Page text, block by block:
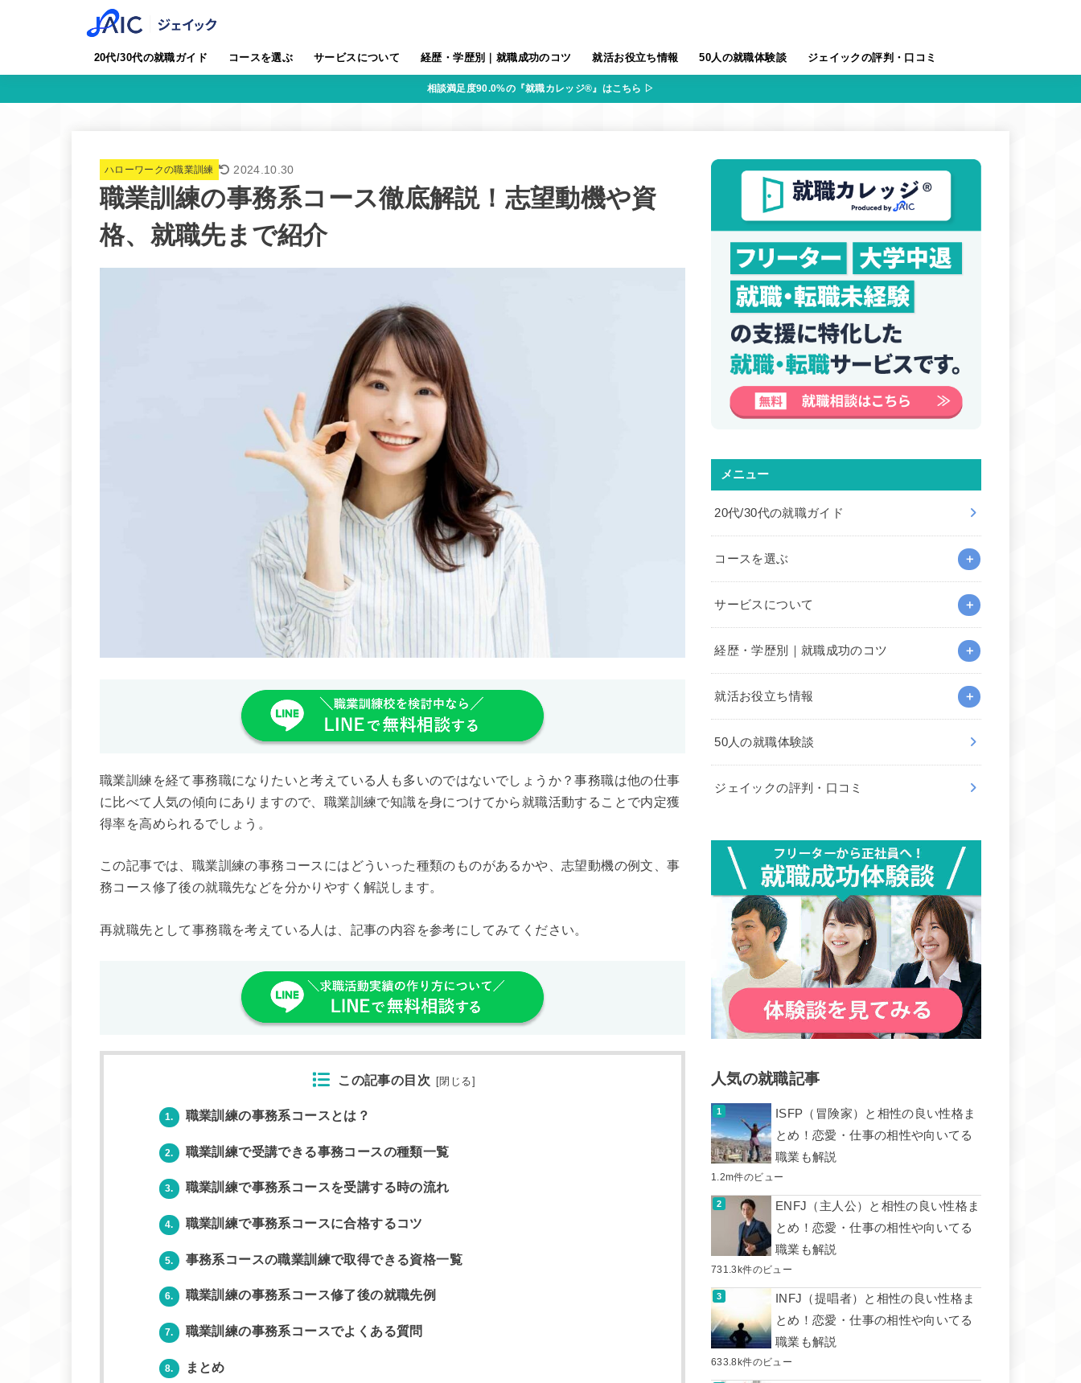
20代/30代の就職ガイド コースを選ぶ サービスについて 経歴・学歴別｜就職成功のコツ 就活お役立ち情報 50人の就職体験談 ジェイックの評判・口コミ
相談満足度90.0%の『就職カレッジ®』はこちら ▷
ハローワークの職業訓練 2024.10.30
職業訓練の事務系コース徹底解説！志望動機や資
格、就職先まで紹介
職業訓練を経て事務職になりたいと考えている人も多いのではないでしょうか？事務職は他の仕事
に比べて人気の傾向にありますので、職業訓練で知識を身につけてから就職活動することで内定獲
得率を高められるでしょう。
この記事では、職業訓練の事務コースにはどういった種類のものがあるかや、志望動機の例文、事
務コース修了後の就職先などを分かりやすく解説します。
再就職先として事務職を考えている人は、記事の内容を参考にしてみてください。
この記事の目次 閉じる
1. 職業訓練の事務系コースとは？
2. 職業訓練で受講できる事務コースの種類一覧
3. 職業訓練で事務系コースを受講する時の流れ
4. 職業訓練で事務系コースに合格するコツ
5. 事務系コースの職業訓練で取得できる資格一覧
6. 職業訓練の事務系コース修了後の就職先例
7. 職業訓練の事務系コースでよくある質問
8. まとめ
メニュー
20代/30代の就職ガイド
コースを選ぶ
サービスについて
経歴・学歴別｜就職成功のコツ
就活お役立ち情報
50人の就職体験談
ジェイックの評判・口コミ
人気の就職記事
ISFP（冒険家）と相性の良い性格ま
とめ！恋愛・仕事の相性や向いてる
職業も解説
1.2m件のビュー
ENFJ（主人公）と相性の良い性格ま
とめ！恋愛・仕事の相性や向いてる
職業も解説
731.3k件のビュー
INFJ（提唱者）と相性の良い性格ま
とめ！恋愛・仕事の相性や向いてる
職業も解説
633.8k件のビュー